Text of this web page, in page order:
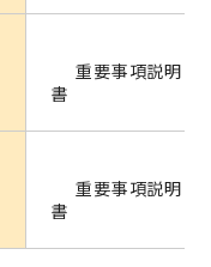
重要事項説明
書
重要事項説明
書